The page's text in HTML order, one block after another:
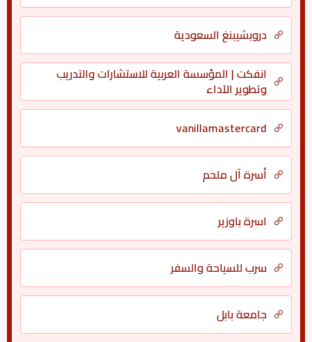
دروبشيبنغ السعودية
انفكت | المؤسسة العربية للاستشارات والتدريب
وتطوير الآداء
vanillamastercard
أسرة آل ملحم
اسرة باوزير
سرب للسياحة والسفر
جامعة بابل